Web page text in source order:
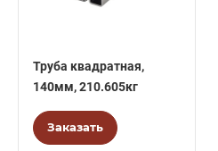
Труба квадратная,
140мм, 210.605кг
Заказать